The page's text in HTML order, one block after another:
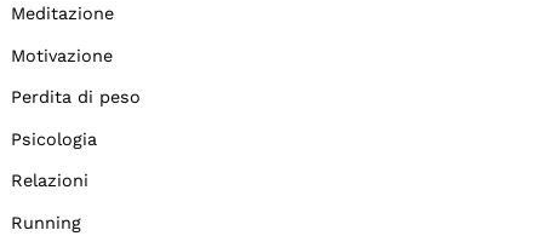
Meditazione
Motivazione
Perdita di peso
Psicologia
Relazioni
Running